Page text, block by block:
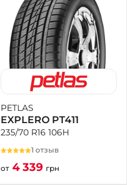
PETLAS
EXPLERO PT411
235/70 R16 106H
1 отзыв
от 4 339 грн